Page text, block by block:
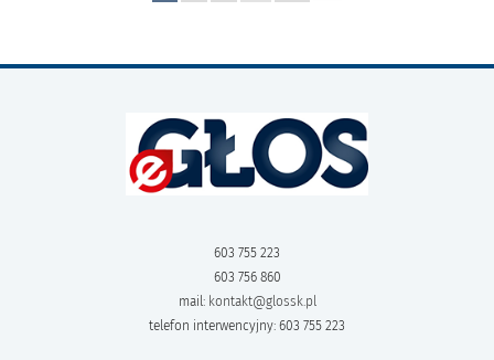
603 755 223
603 756 860
mail: kontakt@glossk.pl
telefon interwencyjny: 603 755 223